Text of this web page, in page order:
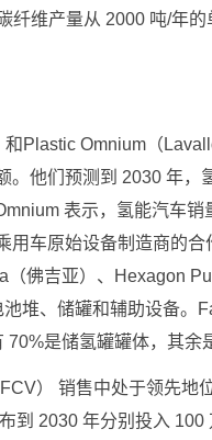
维产量从 2000 吨/年的
Plastic Omnium（
。他们预测到 2030 年，
表示，氢能汽车销
车原始设备制造商的合
佛吉亚）、Hexagon
堆、储罐和辅助设备。
是储氢罐罐体，其余
） 销售中处于领先地
到 2030 年分别投入 100